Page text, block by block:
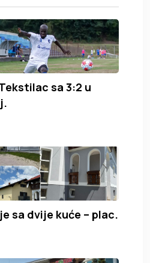
sa 3:2 u
sa dvije kuće – plac.